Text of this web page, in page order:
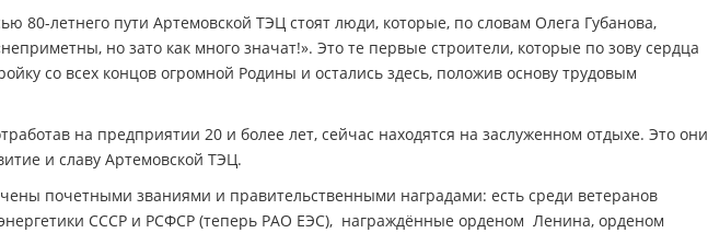
80-летнего пути Артемовской ТЭЦ стоят люди, которые, по словам Олега Губанова,
но зато как много значат!». Это те первые строители, которые по зову сердца
со всех концов огромной Родины и остались здесь, положив основу трудовым
на предприятии 20 и более лет, сейчас находятся на заслуженном отдыхе. Это они
и славу Артемовской ТЭЦ.
почетными званиями и правительственными наградами: есть среди ветеранов
СССР и РСФСР (теперь РАО ЕЭС), награждённые орденом Ленина, орденом